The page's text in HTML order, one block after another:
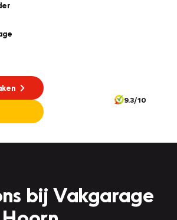
9.3/10
bij Vakgarage